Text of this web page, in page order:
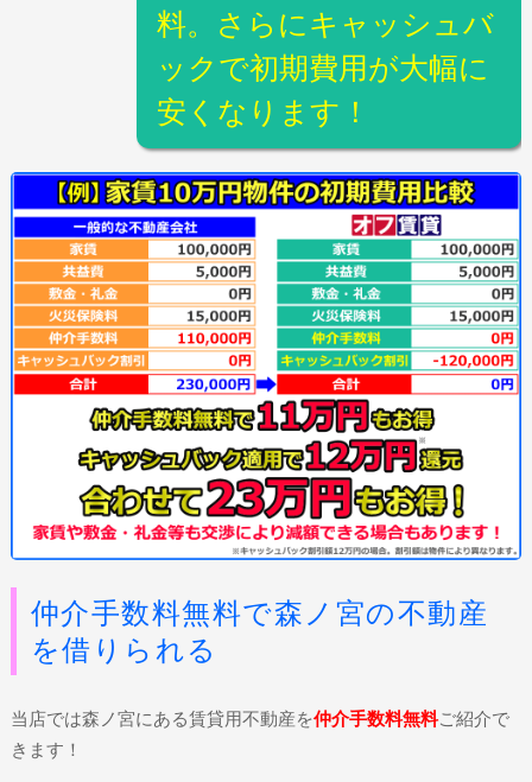
料。さらにキャッシュバ
ックで初期費用が大幅に
安くなります！
仲介手数料無料で森ノ宮の不動産
を借りられる
当店では森ノ宮にある賃貸用不動産を仲介手数料無料ご紹介で
きます！